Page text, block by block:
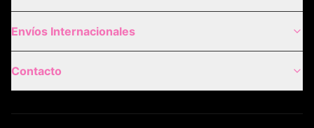
Envíos Internacionales
Contacto